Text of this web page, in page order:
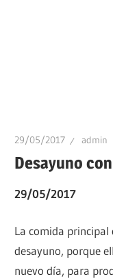
29/05/2017 admin
Desayuno
29/05/2017
La comida principal
desayuno, porque
nuevo día, para